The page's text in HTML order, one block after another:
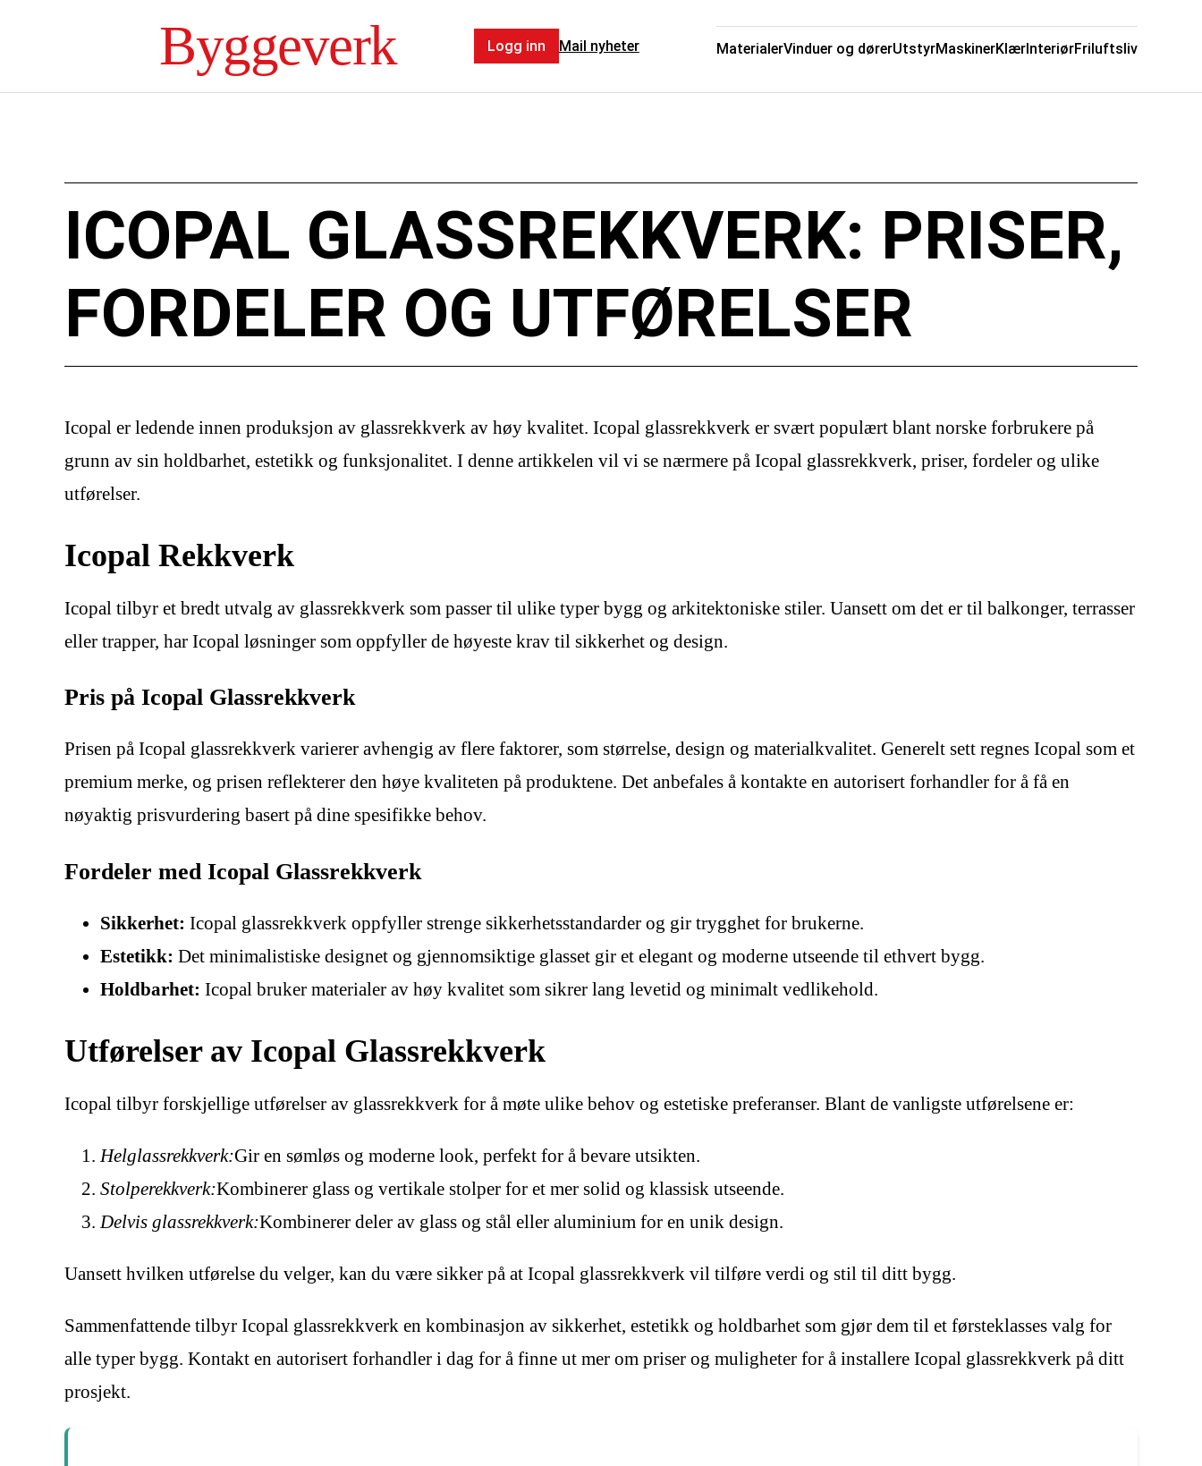
Byggeverk MaterialerVinduer og dørerUtstyrMaskinerKlærInteriørFriluftsliv
Logg inn Mail nyheter
ICOPAL GLASSREKKVERK: PRISER,
FORDELER OG UTFØRELSER
Icopal er ledende innen produksjon av glassrekkverk av høy kvalitet. Icopal glassrekkverk er svært populært blant norske forbrukere på
grunn av sin holdbarhet, estetikk og funksjonalitet. I denne artikkelen vil vi se nærmere på Icopal glassrekkverk, priser, fordeler og ulike
utførelser.
Icopal Rekkverk
Icopal tilbyr et bredt utvalg av glassrekkverk som passer til ulike typer bygg og arkitektoniske stiler. Uansett om det er til balkonger, terrasser
eller trapper, har Icopal løsninger som oppfyller de høyeste krav til sikkerhet og design.
Pris på Icopal Glassrekkverk
Prisen på Icopal glassrekkverk varierer avhengig av flere faktorer, som størrelse, design og materialkvalitet. Generelt sett regnes Icopal som et
premium merke, og prisen reflekterer den høye kvaliteten på produktene. Det anbefales å kontakte en autorisert forhandler for å få en
nøyaktig prisvurdering basert på dine spesifikke behov.
Fordeler med Icopal Glassrekkverk
Sikkerhet: Icopal glassrekkverk oppfyller strenge sikkerhetsstandarder og gir trygghet for brukerne.
Estetikk: Det minimalistiske designet og gjennomsiktige glasset gir et elegant og moderne utseende til ethvert bygg.
Holdbarhet: Icopal bruker materialer av høy kvalitet som sikrer lang levetid og minimalt vedlikehold.
Utførelser av Icopal Glassrekkverk
Icopal tilbyr forskjellige utførelser av glassrekkverk for å møte ulike behov og estetiske preferanser. Blant de vanligste utførelsene er:
Helglassrekkverk:Gir en sømløs og moderne look, perfekt for å bevare utsikten.
Stolperekkverk:Kombinerer glass og vertikale stolper for et mer solid og klassisk utseende.
Delvis glassrekkverk:Kombinerer deler av glass og stål eller aluminium for en unik design.
Uansett hvilken utførelse du velger, kan du være sikker på at Icopal glassrekkverk vil tilføre verdi og stil til ditt bygg.
Sammenfattende tilbyr Icopal glassrekkverk en kombinasjon av sikkerhet, estetikk og holdbarhet som gjør dem til et førsteklasses valg for
alle typer bygg. Kontakt en autorisert forhandler i dag for å finne ut mer om priser og muligheter for å installere Icopal glassrekkverk på ditt
prosjekt.